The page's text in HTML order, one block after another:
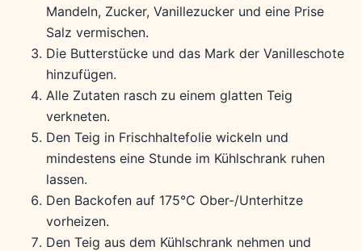
Mandeln, Zucker, Vanillezucker und eine Prise
Salz vermischen.
Die Butterstücke und das Mark der Vanilleschote
hinzufügen.
Alle Zutaten rasch zu einem glatten Teig
verkneten.
Den Teig in Frischhaltefolie wickeln und
mindestens eine Stunde im Kühlschrank ruhen
lassen.
Den Backofen auf 175°C Ober-/Unterhitze
vorheizen.
Den Teig aus dem Kühlschrank nehmen und